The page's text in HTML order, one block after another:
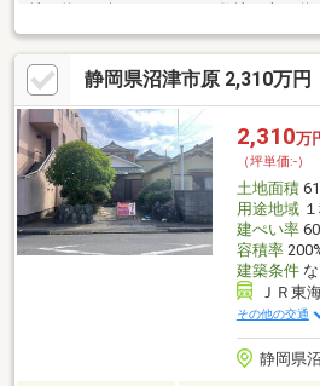
建物のプランも入れやすいのが特徴♪建
お好きなハウスメーカーや工務店で建築
の他、ご予算に合わせた建物のプランな
のでお気軽にお問合せください。お問合
静岡県沼津市原 2,310万円
2,310万
（坪単価:-）
土地面積
用途地域１
建ぺい率
容積率
建築条件な
ＪＲ東
その他の交通
静岡県